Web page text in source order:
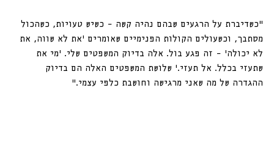
״כשדיברת על הרגעים שבהם נהיה קשה – כשיש טעויות, כשהכול
מסתבך, וכשעולים הקולות הפנימיים שאומרים ׳את לא שווה, את
לא יכולה׳ – זה פגע בול. אלה בדיוק המשפטים שלי. ׳מי את
שתעזי בכלל. אל תעזי.׳ שלושת המשפטים האלה הם בדיוק
ההגדרה של מה שאני מרגישה וחושבת כלפי עצמי.״